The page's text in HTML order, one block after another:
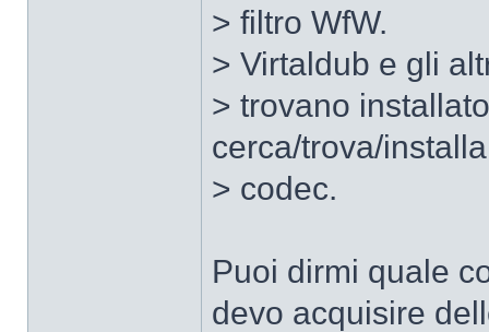
> filtro WfW.
> Virtaldub e gli
> trovano
cerca/trova/
> codec.
Puoi dirmi quale
devo acquisire